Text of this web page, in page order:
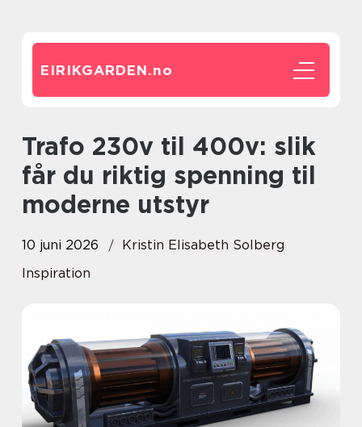
EIRIKGARDEN.no
Trafo 230v til 400v: slik
får du riktig spenning til
moderne utstyr
10 juni 2026
Kristin Elisabeth Solberg
Inspiration